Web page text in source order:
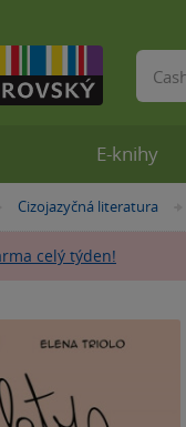
»
Cizojazyčná literatura
celý týden!
E-knihy